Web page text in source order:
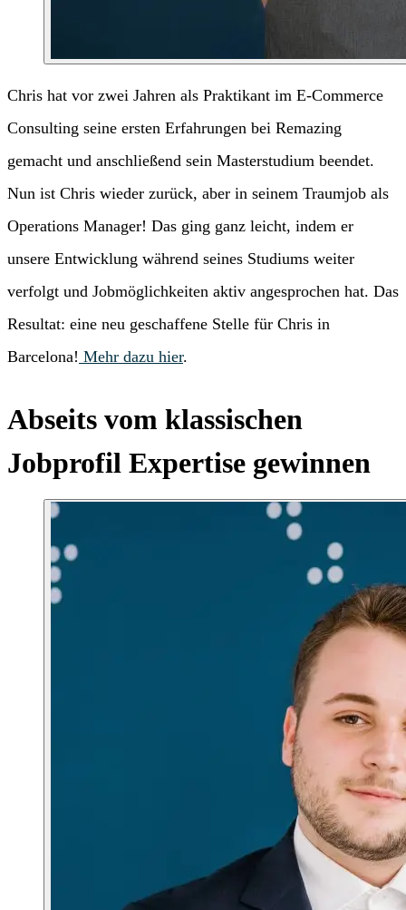
Chris hat vor zwei Jahren als Praktikant im E-Commerce
Consulting seine ersten Erfahrungen bei Remazing
gemacht und anschließend sein Masterstudium beendet.
Nun ist Chris wieder zurück, aber in seinem Traumjob als
Operations Manager! Das ging ganz leicht, indem er
unsere Entwicklung während seines Studiums weiter
verfolgt und Jobmöglichkeiten aktiv angesprochen hat. Das
Resultat: eine neu geschaffene Stelle für Chris in
Barcelona! Mehr dazu hier.
Abseits vom klassischen
Jobprofil Expertise gewinnen